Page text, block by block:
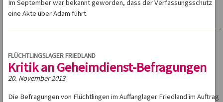
Im September war bekannt geworden, dass der Verfassungsschutz
eine Akte über Adam führt.
FLÜCHTLINGSLAGER FRIEDLAND
Kritik an Geheimdienst-Befragungen
20. November 2013
Die Befragungen von Flüchtlingen im Auffanglager Friedland im Auftrag